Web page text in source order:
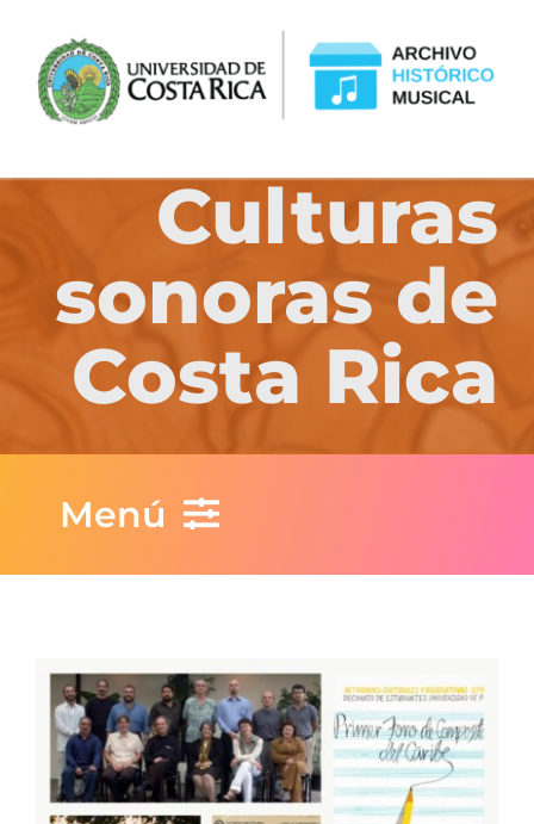
content
Culturas
sonoras de
Costa Rica
Menú
Fondos
Contacto